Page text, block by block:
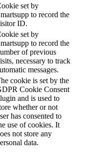
set by
to record the
ID.
set by
to record the
of previous
necessary to track
messages.
cookie is set by the
Cookie Consent
and is used to
whether or not
has consented to
use of cookies. It
not store any
data.